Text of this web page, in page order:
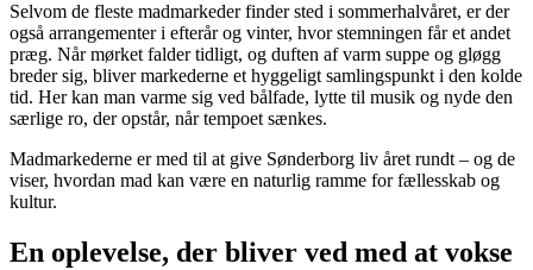
Selvom de fleste madmarkeder finder sted i sommerhalvåret, er der
også arrangementer i efterår og vinter, hvor stemningen får et andet
præg. Når mørket falder tidligt, og duften af varm suppe og gløgg
breder sig, bliver markederne et hyggeligt samlingspunkt i den kolde
tid. Her kan man varme sig ved bålfade, lytte til musik og nyde den
særlige ro, der opstår, når tempoet sænkes.
Madmarkederne er med til at give Sønderborg liv året rundt – og de
viser, hvordan mad kan være en naturlig ramme for fællesskab og
kultur.
En oplevelse, der bliver ved med at vokse